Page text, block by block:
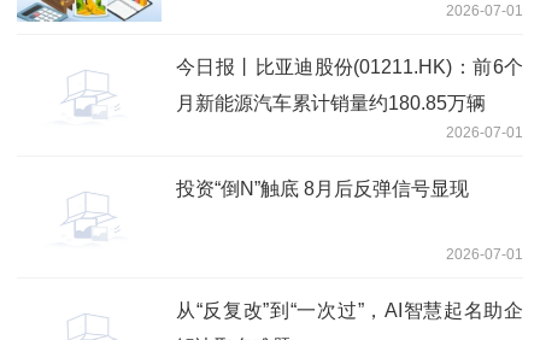
2026-07-01
今日报丨比亚迪股份(01211.HK)：前6个
月新能源汽车累计销量约180.85万辆
2026-07-01
投资“倒N”触底 8月后反弹信号显现
2026-07-01
从“反复改”到“一次过”，AI智慧起名助企